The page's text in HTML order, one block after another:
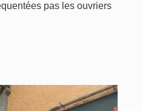
pas les ouvriers